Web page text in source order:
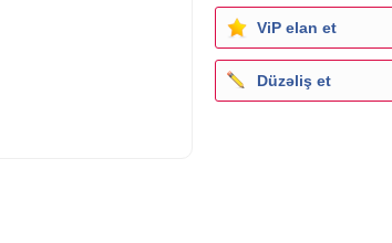
ViP elan et
Düzəliş et